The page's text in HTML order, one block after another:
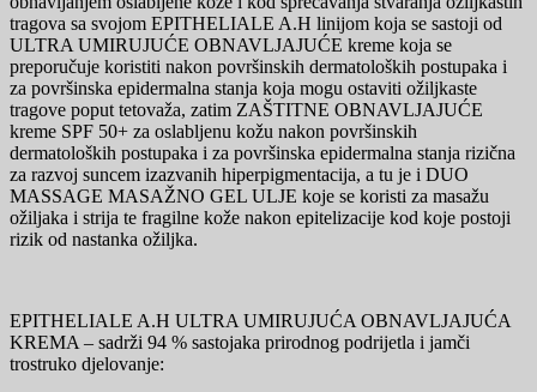
tragova sa svojom EPITHELIALE A.H linijom koja se sastoji od
ULTRA UMIRUJUĆE OBNAVLJAJUĆE kreme koja se
preporučuje koristiti nakon površinskih dermatoloških postupaka i
za površinska epidermalna stanja koja mogu ostaviti ožiljkaste
tragove poput tetovaža, zatim ZAŠTITNE OBNAVLJAJUĆE
kreme SPF 50+ za oslabljenu kožu nakon površinskih
dermatoloških postupaka i za površinska epidermalna stanja rizična
za razvoj suncem izazvanih hiperpigmentacija, a tu je i DUO
MASSAGE MASAŽNO GEL ULJE koje se koristi za masažu
ožiljaka i strija te fragilne kože nakon epitelizacije kod koje postoji
rizik od nastanka ožiljka.
EPITHELIALE A.H ULTRA UMIRUJUĆA OBNAVLJAJUĆA
KREMA – sadrži 94 % sastojaka prirodnog podrijetla i jamči
trostruko djelovanje: